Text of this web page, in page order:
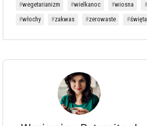
wegetarianizm
wielkanoc wiosna
włochy
zakwas zerowaste święta